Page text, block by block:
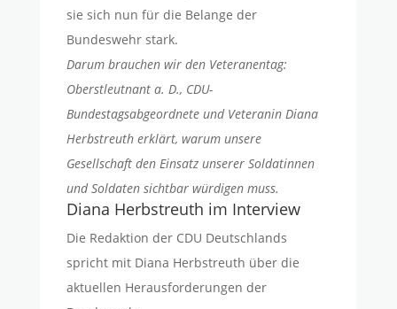
sie sich nun für die Belange der
Bundeswehr stark.
Darum brauchen wir den Veteranentag:
Oberstleutnant a. D., CDU-
Bundestagsabgeordnete und Veteranin Diana
Herbstreuth erklärt, warum unsere
Gesellschaft den Einsatz unserer Soldatinnen
und Soldaten sichtbar würdigen muss.
Diana Herbstreuth im Interview
Die Redaktion der CDU Deutschlands
spricht mit Diana Herbstreuth über die
aktuellen Herausforderungen der